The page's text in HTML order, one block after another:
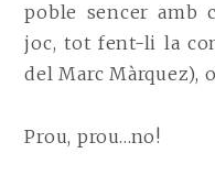
poble sencer amb
joc, tot fent-li la
del Marc Màrquez),
Prou, prou…no!